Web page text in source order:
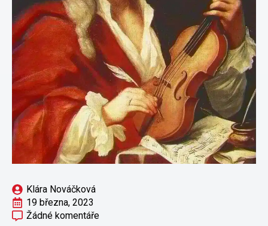
Klára Nováčková
19 března, 2023
Žádné komentáře